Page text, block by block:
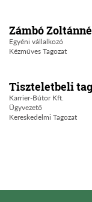
Zámbó Zoltánné
Egyéni vállalkozó
Kézműves Tagozat
Tiszteletbeli
Karrier-Bútor Kft.
Ügyvezető
Kereskedelmi Tagozat